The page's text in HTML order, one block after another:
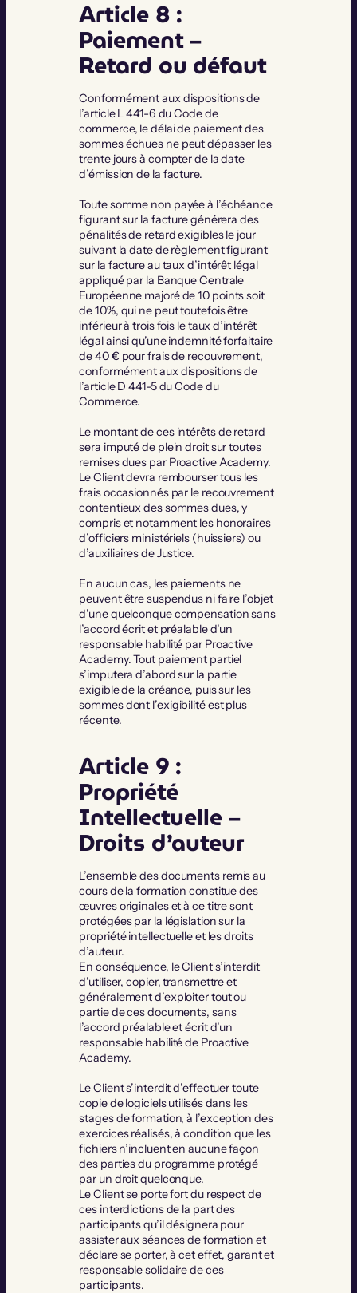
Article 8 :
Paiement –
Retard ou défaut
Conformément aux dispositions de
l’article L 441-6 du Code de
commerce, le délai de paiement des
sommes échues ne peut dépasser les
trente jours à compter de la date
d’émission de la facture.
Toute somme non payée à l’échéance
figurant sur la facture générera des
pénalités de retard exigibles le jour
suivant la date de règlement figurant
sur la facture au taux d’intérêt légal
appliqué par la Banque Centrale
Européenne majoré de 10 points soit
de 10%, qui ne peut toutefois être
inférieur à trois fois le taux d’intérêt
légal ainsi qu’une indemnité forfaitaire
de 40 € pour frais de recouvrement,
conformément aux dispositions de
l’article D 441-5 du Code du
Commerce.
Le montant de ces intérêts de retard
sera imputé de plein droit sur toutes
remises dues par Proactive Academy.
Le Client devra rembourser tous les
frais occasionnés par le recouvrement
contentieux des sommes dues, y
compris et notamment les honoraires
d’officiers ministériels (huissiers) ou
d’auxiliaires de Justice.
En aucun cas, les paiements ne
peuvent être suspendus ni faire l’objet
d’une quelconque compensation sans
l’accord écrit et préalable d’un
responsable habilité par Proactive
Academy. Tout paiement partiel
s’imputera d’abord sur la partie
exigible de la créance, puis sur les
sommes dont l’exigibilité est plus
récente.
Article 9 :
Propriété
Intellectuelle –
Droits d’auteur
L’ensemble des documents remis au
cours de la formation constitue des
œuvres originales et à ce titre sont
protégées par la législation sur la
propriété intellectuelle et les droits
d’auteur.
En conséquence, le Client s’interdit
d’utiliser, copier, transmettre et
généralement d’exploiter tout ou
partie de ces documents, sans
l’accord préalable et écrit d’un
responsable habilité de Proactive
Academy.
Le Client s’interdit d’effectuer toute
copie de logiciels utilisés dans les
stages de formation, à l’exception des
exercices réalisés, à condition que les
fichiers n’incluent en aucune façon
des parties du programme protégé
par un droit quelconque.
Le Client se porte fort du respect de
ces interdictions de la part des
participants qu’il désignera pour
assister aux séances de formation et
déclare se porter, à cet effet, garant et
responsable solidaire de ces
participants.